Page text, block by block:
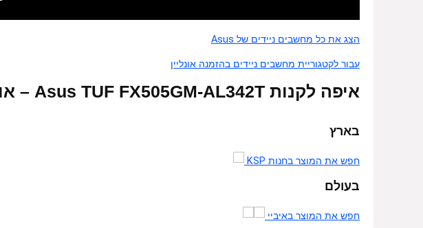
הצג את כל מחשבים ניידים של Asus
עבור לקטגוריית מחשבים ניידים בהזמנה אונליין
איפה לקנות Asus TUF FX505GM-AL342T – אונליין
בארץ
חפש את המוצר בחנות KSP
בעולם
חפש את המוצר באיביי